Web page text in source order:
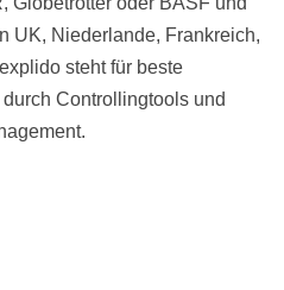
UK, Niederlande, Frankreich,
steht für beste
Controllingtools und